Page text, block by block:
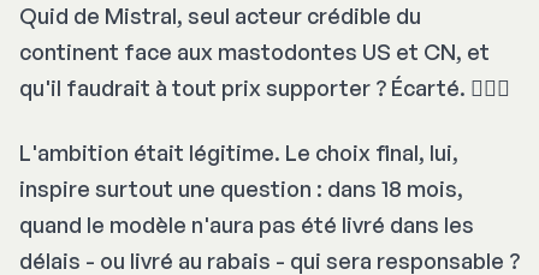
Quid de Mistral, seul acteur crédible du
continent face aux mastodontes US et CN, et
qu'il faudrait à tout prix supporter ? Écarté. 🤦🏻‍♂️
L'ambition était légitime. Le choix final, lui,
inspire surtout une question : dans 18 mois,
quand le modèle n'aura pas été livré dans les
délais - ou livré au rabais - qui sera responsable ?